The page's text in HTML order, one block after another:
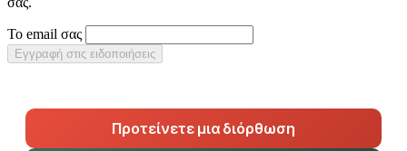
Το email σας
Εγγραφή στις ειδοποιήσεις
Προτείνετε μια διόρθωση